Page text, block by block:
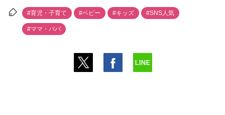
#育児・子育て #ベビー #キッズ #SNS人気
#ママ・パパ